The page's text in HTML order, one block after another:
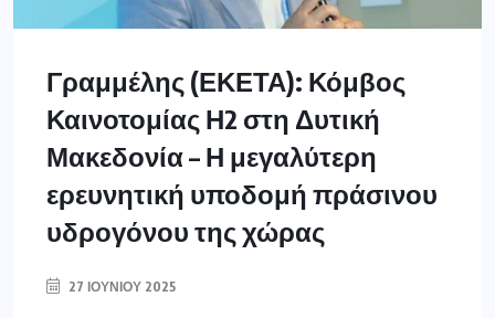
Γραμμέλης (ΕΚΕΤΑ): Κόμβος
Καινοτομίας Η2 στη Δυτική
Μακεδονία – Η μεγαλύτερη
ερευνητική υποδομή πράσινου
υδρογόνου της χώρας
27 ΙΟΥΝΊΟΥ 2025